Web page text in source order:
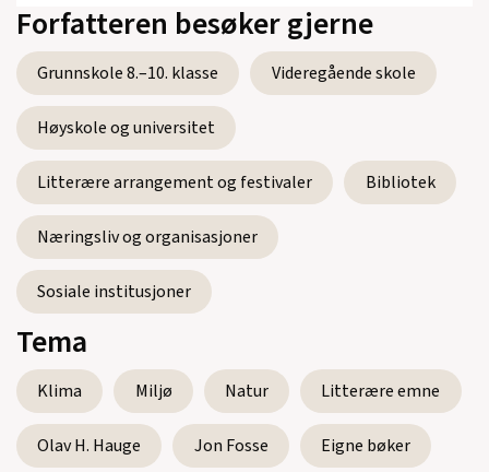
Forfatteren besøker gjerne
Grunnskole 8.–10. klasse Videregående skole
Høyskole og universitet
Litterære arrangement og festivaler Bibliotek
Næringsliv og organisasjoner
Sosiale institusjoner
Tema
Klima Miljø Natur Litterære emne
Olav H. Hauge Jon Fosse Eigne bøker